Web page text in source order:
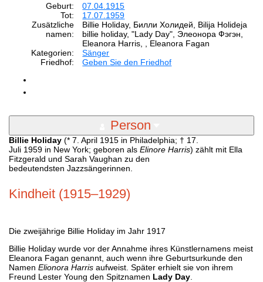
Geburt:
07.04.1915
Tot:
17.07.1959
Zusätzliche
namen:
Billie Holiday, Билли Холидей, Bilija Holideja
billie holiday, "Lady Day", Элеонора Фэгэн,
Eleanora Harris, , Eleanora Fagan
Kategorien:
Sänger
Friedhof:
Geben Sie den Friedhof
Person
Billie Holiday (* 7. April 1915 in Philadelphia; † 17.
Juli 1959 in New York; geboren als Elinore Harris) zählt mit Ella
Fitzgerald und Sarah Vaughan zu den
bedeutendsten Jazzsängerinnen.
Kindheit (1915–1929)
Die zweijährige Billie Holiday im Jahr 1917
Billie Holiday wurde vor der Annahme ihres Künstlernamens meist
Eleanora Fagan genannt, auch wenn ihre Geburtsurkunde den
Namen Elionora Harris aufweist. Später erhielt sie von ihrem
Freund Lester Young den Spitznamen Lady Day